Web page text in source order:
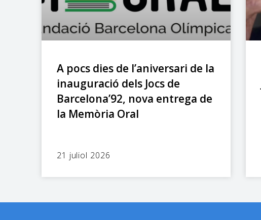
A pocs dies de l’aniversari de la
inauguració dels Jocs de
Barcelona’92, nova entrega de
la Memòria Oral
21 juliol 2026